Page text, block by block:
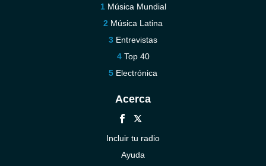
Música Mundial
Música Latina
Entrevistas
Top 40
Electrónica
Acerca
Incluir tu radio
Ayuda